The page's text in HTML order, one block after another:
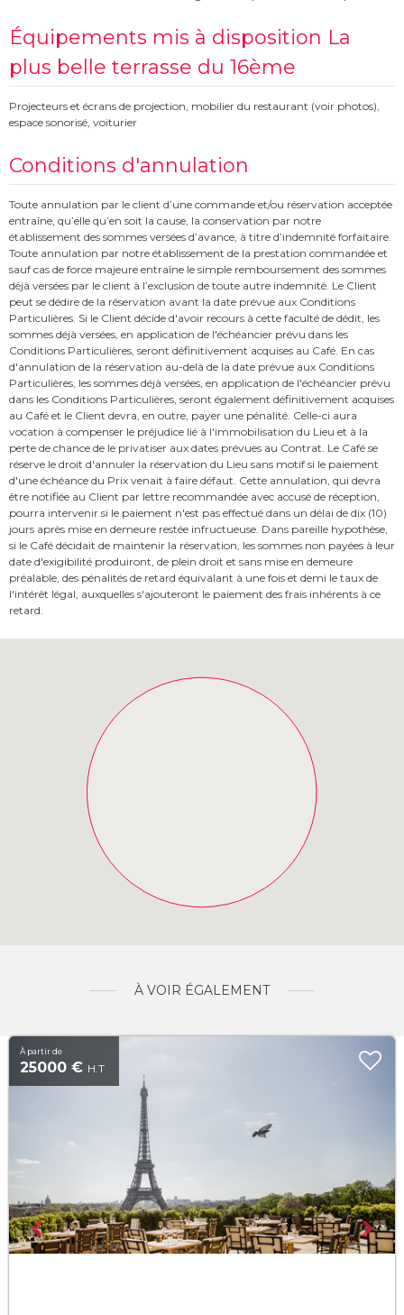
Équipements mis à disposition La
plus belle terrasse du 16ème
Projecteurs et écrans de projection, mobilier du restaurant (voir photos),
espace sonorisé, voiturier
Conditions d'annulation
Toute annulation par le client d’une commande et/ou réservation acceptée
entraîne, qu’elle qu’en soit la cause, la conservation par notre
établissement des sommes versées d’avance, à titre d’indemnité forfaitaire.
Toute annulation par notre établissement de la prestation commandée et
sauf cas de force majeure entraîne le simple remboursement des sommes
déjà versées par le client à l’exclusion de toute autre indemnité. Le Client
peut se dédire de la réservation avant la date prévue aux Conditions
Particulières. Si le Client décide d'avoir recours à cette faculté de dédit, les
sommes déjà versées, en application de l'échéancier prévu dans les
Conditions Particulières, seront définitivement acquises au Café. En cas
d'annulation de la réservation au-delà de la date prévue aux Conditions
Particulières, les sommes déjà versées, en application de l'échéancier prévu
dans les Conditions Particulières, seront également définitivement acquises
au Café et le Client devra, en outre, payer une pénalité. Celle-ci aura
vocation à compenser le préjudice lié à l'immobilisation du Lieu et à la
perte de chance de le privatiser aux dates prévues au Contrat. Le Café se
réserve le droit d'annuler la réservation du Lieu sans motif si le paiement
d'une échéance du Prix venait à faire défaut. Cette annulation, qui devra
être notifiée au Client par lettre recommandée avec accusé de réception,
pourra intervenir si le paiement n'est pas effectué dans un délai de dix (10)
jours après mise en demeure restée infructueuse. Dans pareille hypothèse,
si le Café décidait de maintenir la réservation, les sommes non payées à leur
date d'exigibilité produiront, de plein droit et sans mise en demeure
préalable, des pénalités de retard équivalant à une fois et demi le taux de
l'intérêt légal, auxquelles s'ajouteront le paiement des frais inhérents à ce
retard.
À VOIR ÉGALEMENT
À partir de
25000 € H.T